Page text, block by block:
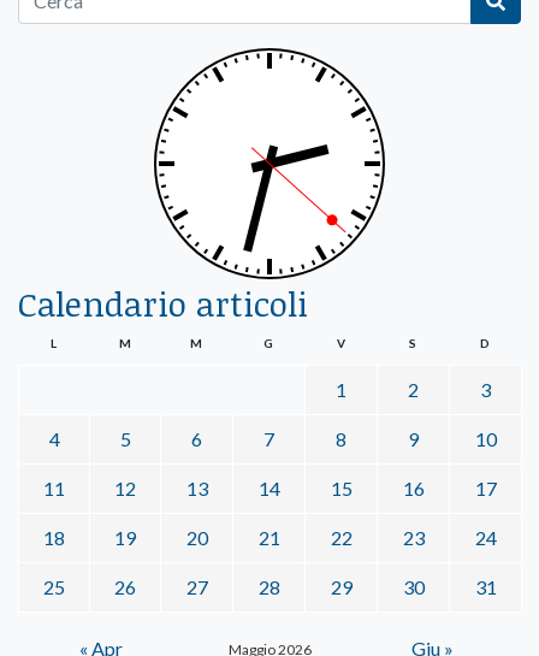
Calendario articoli
Maggio 2026
L M M G V S D
1 2 3
4 5 6 7 8 9 10
11 12 13 14 15 16 17
18 19 20 21 22 23 24
25 26 27 28 29 30 31
« Apr Giu »